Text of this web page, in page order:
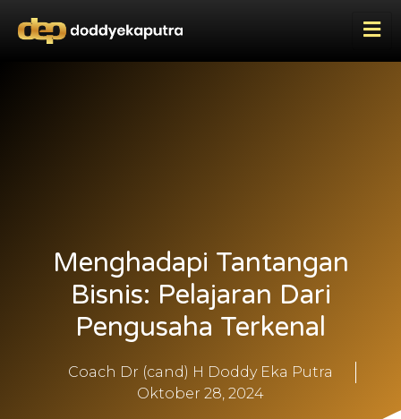
Menghadapi Tantangan
Bisnis: Pelajaran Dari
Pengusaha Terkenal
Coach Dr (cand) H Doddy Eka Putra
Oktober 28, 2024